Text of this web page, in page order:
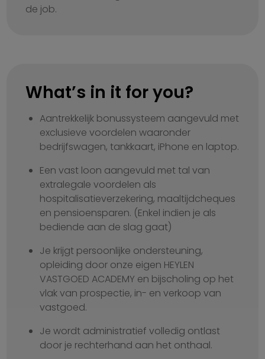
de job.
What’s in it for you?
Aantrekkelijk bonussysteem aangevuld met
exclusieve voordelen waaronder
bedrijfswagen, tankkaart, iPhone en laptop.
Een vast loon aangevuld met tal van
extralegale voordelen als
hospitalisatieverzekering, maaltijdcheques
en pensioensparen. (Enkel indien je als
bediende aan de slag gaat)
Je krijgt persoonlijke ondersteuning,
opleiding door onze eigen HEYLEN
VASTGOED ACADEMY en bijscholing op het
vlak van prospectie, in- en verkoop van
vastgoed.
Je wordt administratief volledig ontlast
door je rechterhand aan het onthaal.